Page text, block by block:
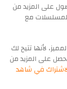
على المزيد من
مع
لأنها تتيح لك
على المزيد من
في شاهد